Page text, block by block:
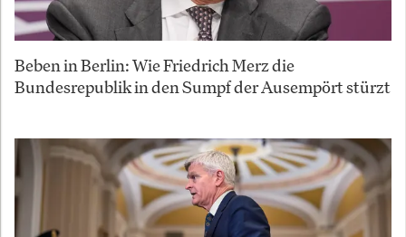
Beben in Berlin: Wie Friedrich Merz die
Bundesrepublik in den Sumpf der Ausempört stürzt